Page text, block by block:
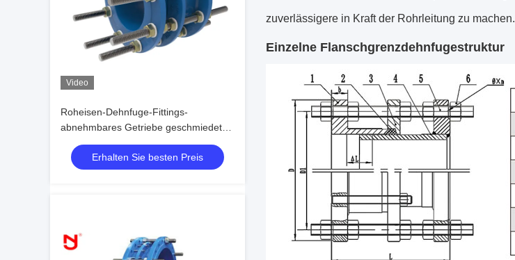
Video
Roheisen-Dehnfuge-Fittings-
abnehmbares Getriebe geschmiedeter
Körper
Erhalten Sie besten Preis
zuverlässigere in Kraft der Rohrleitung zu machen.
Einzelne Flanschgrenzdehnfugestruktur